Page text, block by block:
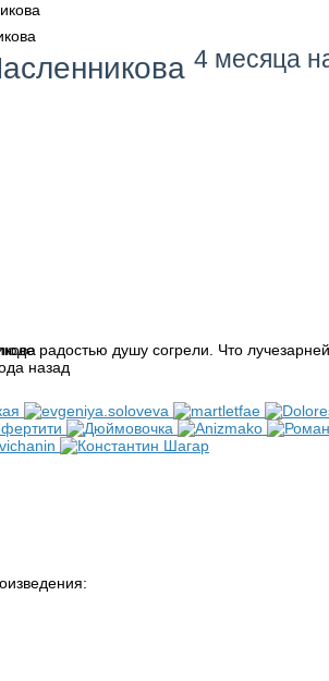
4 месяца
назад